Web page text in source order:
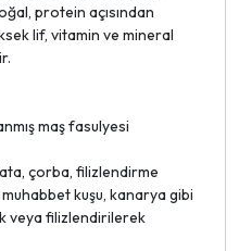
protein açısından
lif, vitamin ve mineral
maş fasulyesi
çorba, filizlendirme
kuşu, kanarya gibi
veya filizlendirilerek